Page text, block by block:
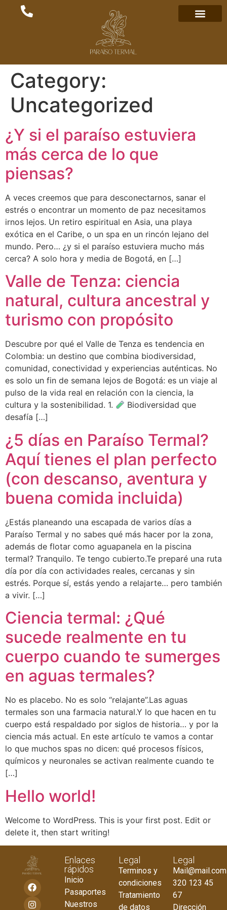
Category:
Uncategorized
¿Y si el paraíso estuviera
más cerca de lo que
piensas?
A veces creemos que para desconectarnos, sanar el
estrés o encontrar un momento de paz necesitamos
irnos lejos. Un retiro espiritual en Asia, una playa
exótica en el Caribe, o un spa en un rincón lejano del
mundo. Pero… ¿y si el paraíso estuviera mucho más
cerca? A solo hora y media de Bogotá, en […]
Valle de Tenza: ciencia
natural, cultura ancestral y
turismo con propósito
Descubre por qué el Valle de Tenza es tendencia en
Colombia: un destino que combina biodiversidad,
comunidad, conectividad y experiencias auténticas. No
es solo un fin de semana lejos de Bogotá: es un viaje al
pulso de la vida real en relación con la ciencia, la
cultura y la sostenibilidad. 1.
Biodiversidad que
desafía […]
¿5 días en Paraíso Termal?
Aquí tienes el plan perfecto
(con descanso, aventura y
buena comida incluida)
¿Estás planeando una escapada de varios días a
Paraíso Termal y no sabes qué más hacer por la zona,
además de flotar como aguapanela en la piscina
termal? Tranquilo. Te tengo cubierto.Te preparé una ruta
día por día con actividades reales, cercanas y sin
estrés. Porque sí, estás yendo a relajarte… pero también
a vivir. […]
Ciencia termal: ¿Qué
sucede realmente en tu
cuerpo cuando te sumerges
en aguas termales?
No es placebo. No es solo “relajante”.Las aguas
termales son una farmacia natural.Y lo que hacen en tu
cuerpo está respaldado por siglos de historia… y por la
ciencia más actual. En este artículo te vamos a contar
lo que muchos spas no dicen: qué procesos físicos,
químicos y neuronales se activan realmente cuando te
[…]
Hello world!
Welcome to WordPress. This is your first post. Edit or
delete it, then start writing!
Enlaces
rápidos
Inicio
Pasaportes
Nuestros
Legal
Terminos y
condiciones
Tratamiento
de datos
Legal
Mail@mail.com
320 123 45
67
Dirección